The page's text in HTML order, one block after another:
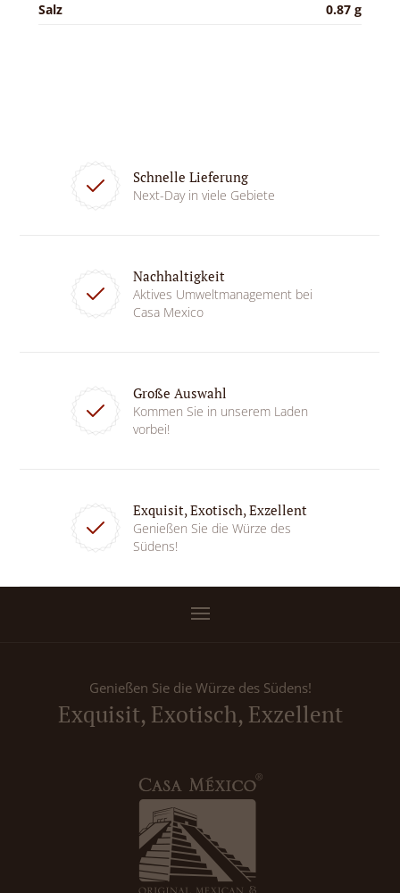
Salz 0.87 g
Schnelle Lieferung
Next-Day in viele Gebiete
Nachhaltigkeit
Aktives Umweltmanagement bei
Casa Mexico
Große Auswahl
Kommen Sie in unserem Laden
vorbei!
Exquisit, Exotisch, Exzellent
Genießen Sie die Würze des
Südens!
Genießen Sie die Würze des Südens!
Exquisit, Exotisch, Exzellent